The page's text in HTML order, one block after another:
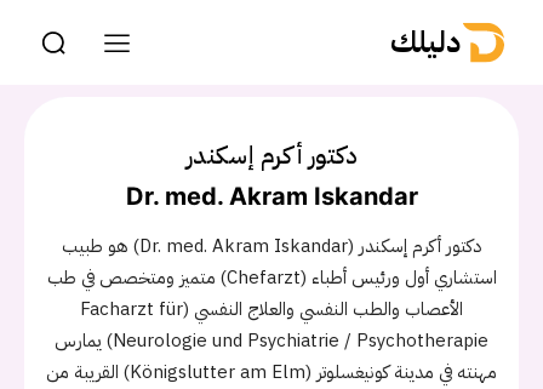
دليلك
دكتور أكرم إسكندر
Dr. med. Akram Iskandar
دكتور أكرم إسكندر (Dr. med. Akram Iskandar) هو طبيب
استشاري أول ورئيس أطباء (Chefarzt) متميز ومتخصص في طب
الأعصاب والطب النفسي والعلاج النفسي (Facharzt für
Neurologie und Psychiatrie / Psychotherapie) يمارس
مهنته في مدينة كونيغسلوتر (Königslutter am Elm) القريبة من